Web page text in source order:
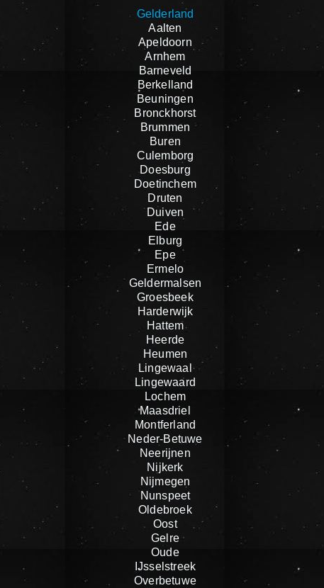
Gelderland
Aalten
Apeldoorn
Arnhem
Barneveld
Berkelland
Beuningen
Bronckhorst
Brummen
Buren
Culemborg
Doesburg
Doetinchem
Druten
Duiven
Ede
Elburg
Epe
Ermelo
Geldermalsen
Groesbeek
Harderwijk
Hattem
Heerde
Heumen
Lingewaal
Lingewaard
Lochem
Maasdriel
Montferland
Neder-Betuwe
Neerijnen
Nijkerk
Nijmegen
Nunspeet
Oldebroek
Oost
Gelre
Oude
IJsselstreek
Overbetuwe